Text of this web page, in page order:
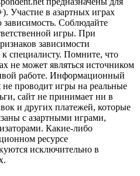
Участие в азартных играх
Соблюдайте
игры. При
зависимости
специалисту. Помните, что
не может являться источником
работе. Информационный
не проводит игры на реальные
сайт не принимает ни в
и других платежей, которые
с азартными играми,
Какие-либо
ресурсе
исключительно в